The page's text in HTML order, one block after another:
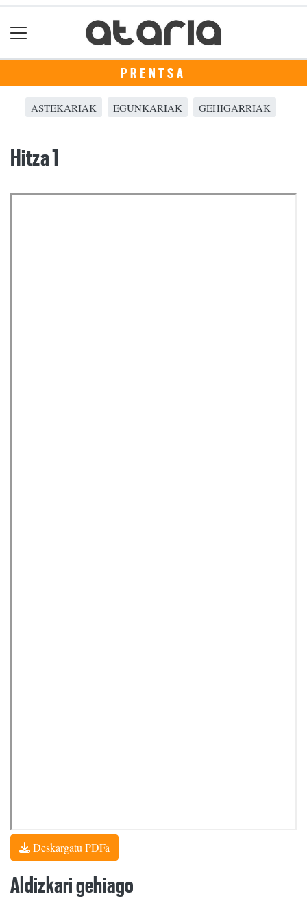
PRENTSA
ASTEKARIAK EGUNKARIAK GEHIGARRIAK
Hitza 1
Deskargatu PDFa
Aldizkari gehiago